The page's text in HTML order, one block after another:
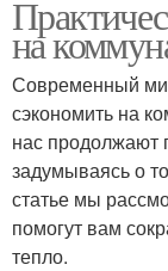
на
Современный
сэкономить на
нас продолжают
задумываясь о
статье мы
помогут вам
тепло.